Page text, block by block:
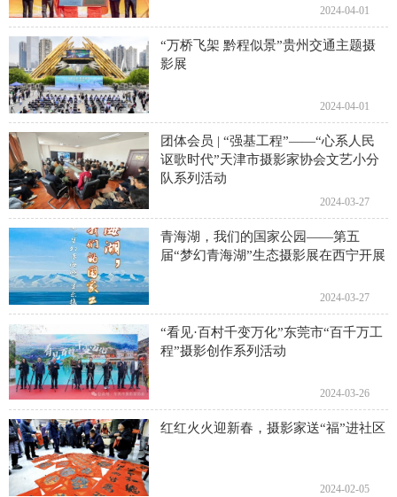
2024-04-01
“万桥飞架 黔程似景”贵州交通主题摄
影展
2024-04-01
团体会员 | “强基工程”——“心系人民
讴歌时代”天津市摄影家协会文艺小分
队系列活动
2024-03-27
青海湖，我们的国家公园——第五
届“梦幻青海湖”生态摄影展在西宁开展
2024-03-27
“看见·百村千变万化”东莞市“百千万工
程”摄影创作系列活动
2024-03-26
红红火火迎新春，摄影家送“福”进社区
2024-02-05